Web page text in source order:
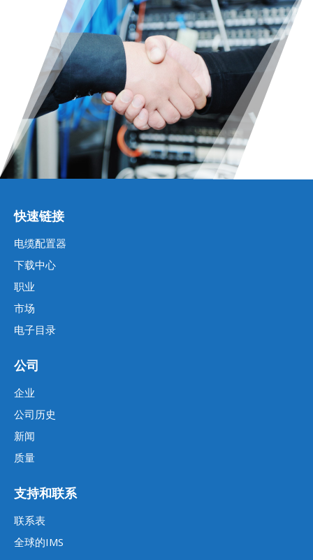
快速链接
电缆配置器
下载中心
职业
市场
电子目录
公司
企业
公司历史
新闻
质量
支持和联系
联系表
全球的IMS